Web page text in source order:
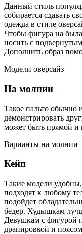
Данный стиль
собирается сдавать
одежда в стиле
Чтобы фигура на
носить с
Дополнить образ
Модели оверсайз
На молнии
Такое пальто обычно
демонстрировать
может быть прямой и
Варианты на молнии
Кейп
Такие модели
подходят к любому
подойдет
бедер. Худышкам
Девушкам с фигурой
драпировкой и